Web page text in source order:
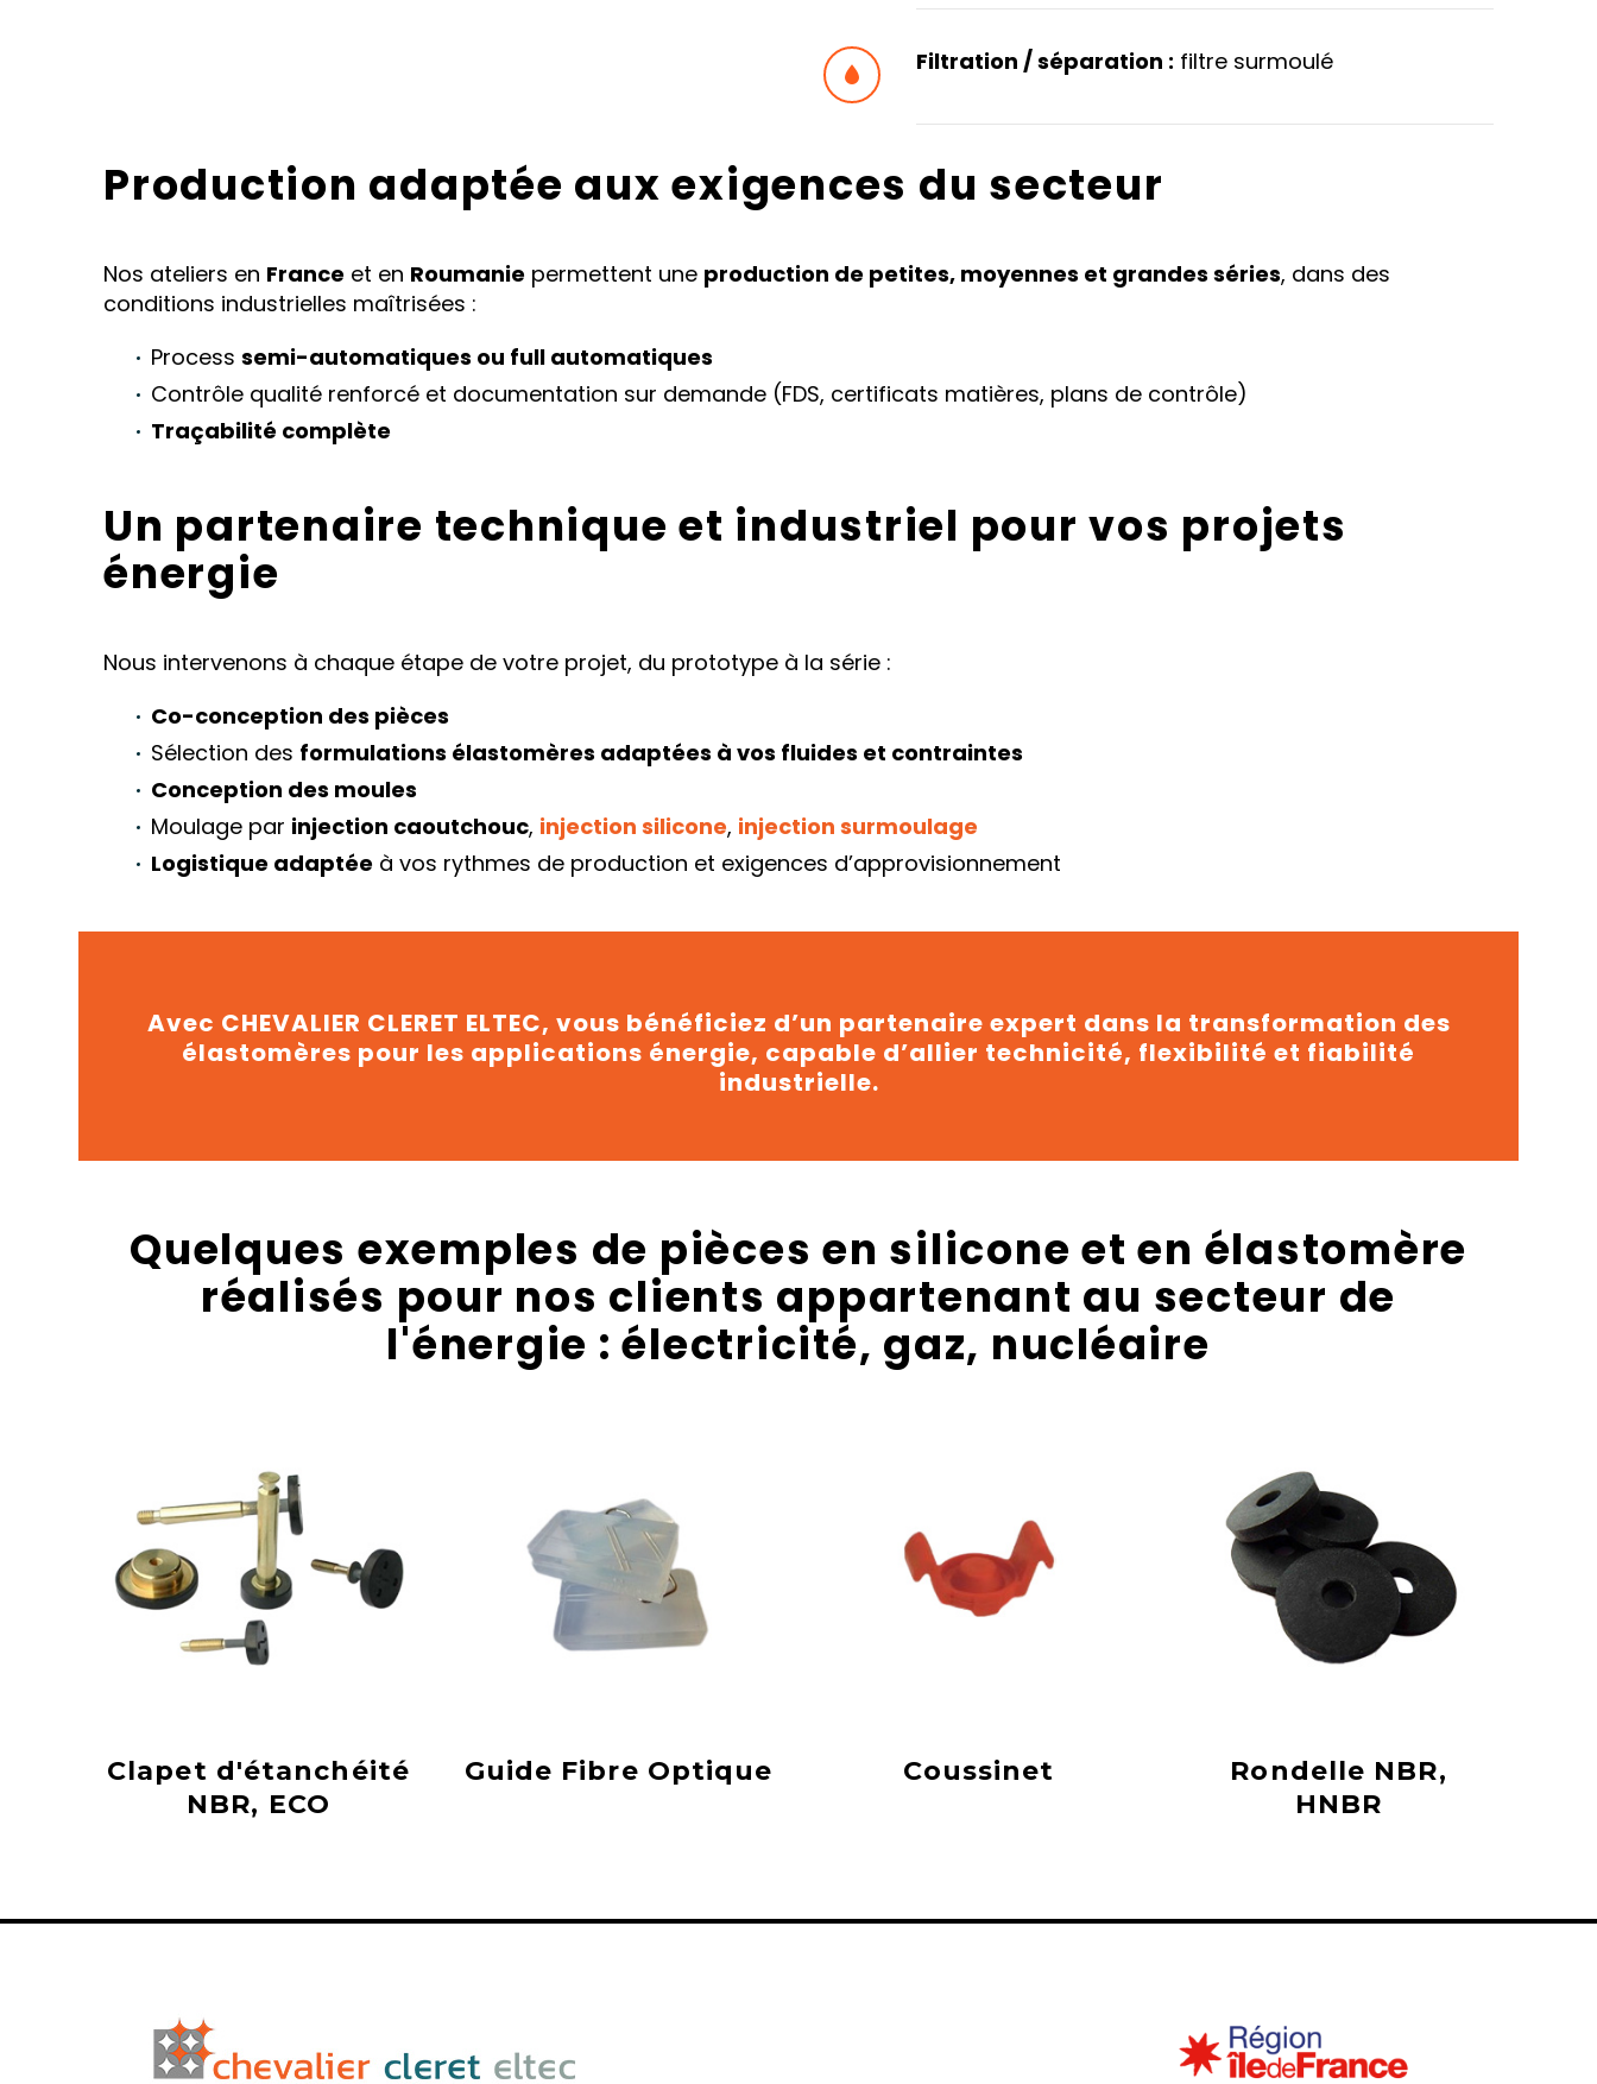

 Filtration / séparation : filtre surmoulé
Production adaptée aux exigences du secteur
Nos ateliers en France et en Roumanie permettent une production de petites, moyennes et grandes séries, dans des
conditions industrielles maîtrisées :
Process semi-automatiques ou full automatiques
Contrôle qualité renforcé et documentation sur demande (FDS, certificats matières, plans de contrôle)
Traçabilité complète
Un partenaire technique et industriel pour vos projets
énergie
Nous intervenons à chaque étape de votre projet, du prototype à la série :
Co-conception des pièces
Sélection des formulations élastomères adaptées à vos fluides et contraintes
Conception des moules
Moulage par injection caoutchouc, injection silicone, injection surmoulage
Logistique adaptée à vos rythmes de production et exigences d’approvisionnement
Avec CHEVALIER CLERET ELTEC, vous bénéficiez d’un partenaire expert dans la transformation des
élastomères pour les applications énergie, capable d’allier technicité, flexibilité et fiabilité
industrielle.
Quelques exemples de pièces en silicone et en élastomère
réalisés pour nos clients appartenant au secteur de
l'énergie : électricité, gaz, nucléaire
Clapet d'étanchéité
NBR, ECO
Guide Fibre Optique Coussinet
Rondelle NBR,
HNBR